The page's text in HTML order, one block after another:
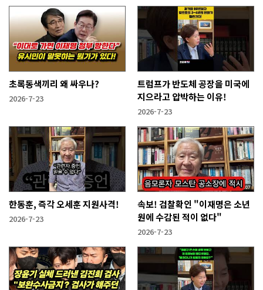
초록동색끼리 왜 싸우나?
2026-7-23
트럼프가 반도체 공장을 미국에
지으라고 압박하는 이유!
2026-7-23
한동훈, 즉각 오세훈 지원사격!
2026-7-23
속보! 검찰확인 "이재명은 소년
원에 수감된 적이 없다"
2026-7-23